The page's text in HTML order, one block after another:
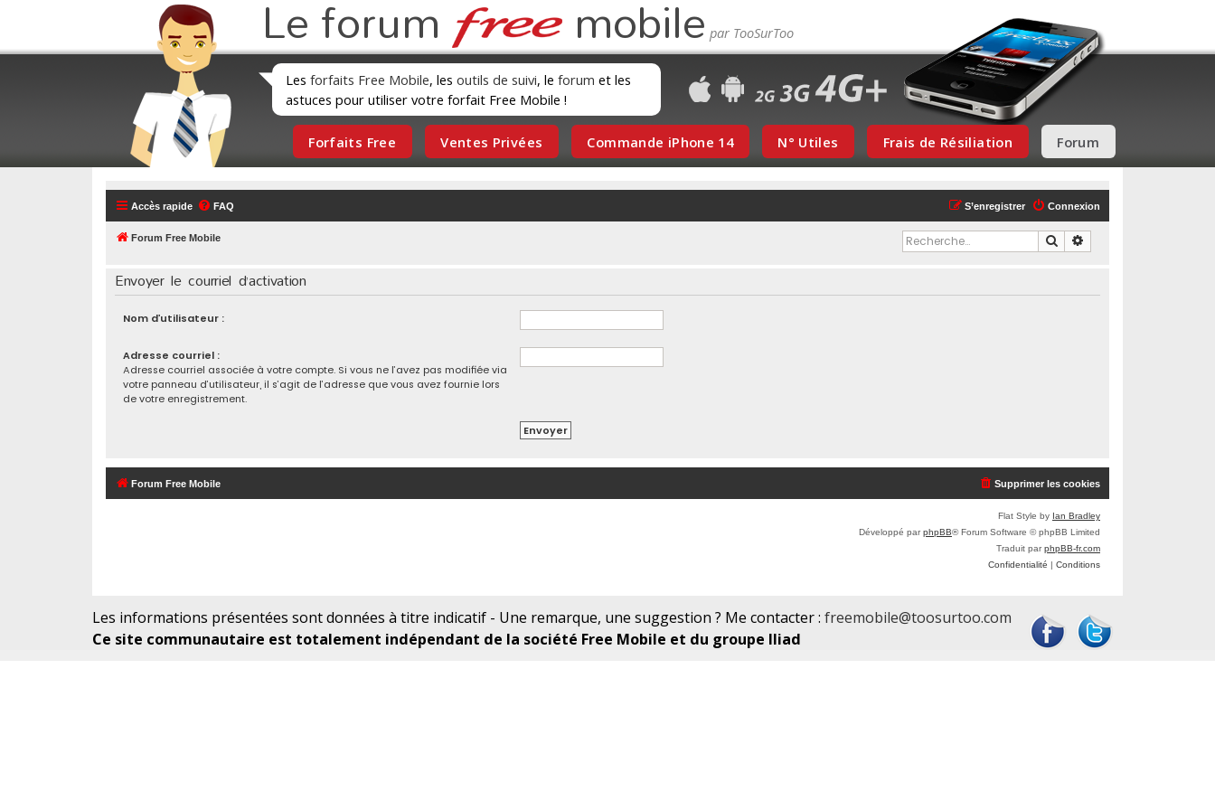
Le forum mobile
Les forfaits Free Mobile, les outils de suivi, le forum et les
astuces pour utiliser votre forfait Free Mobile !
Forfaits Free Ventes Privées Commande iPhone 14 N° Utiles Frais de Résiliation Forum
Accès rapide FAQ Connexion
S’enregistrer
Forum Free Mobile Rechercher
Envoyer le courriel d’activation
Nom d’utilisateur :
Adresse courriel :
Adresse courriel associée à votre compte. Si vous ne l’avez pas modifiée via
votre panneau d’utilisateur, il s’agit de l’adresse que vous avez fournie lors
de votre enregistrement.
Forum Free Mobile Supprimer les cookies
Flat Style by Ian Bradley
Développé parphpBB® Forum Software © phpBB Limited
Traduit parphpBB-fr.com
Confidentialité | Conditions
Les informations présentées sont données à titre indicatif - Une remarque, une suggestion ? Me contacter : freemobile@toosurtoo.com
Ce site communautaire est totalement indépendant de la société Free Mobile et du groupe Iliad